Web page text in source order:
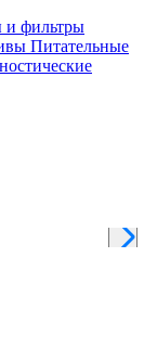
и фильтры
Питательные